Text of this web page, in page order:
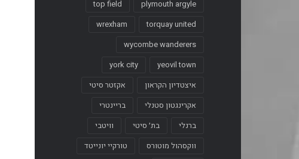
plymouth argyle
top field
torquay united
wrexham
wycombe wanderers
yeovil town
york city
איצטדיון הקראון
אקזטר סיטי
אקרינגטון סטנלי
בריינטרי
ברנלי
בת׳ סיטי
וויטבי
ווקסהול מוטורס
טורקיי יונייטד